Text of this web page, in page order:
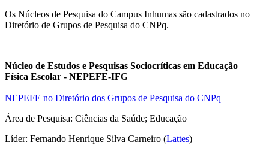
Os Núcleos de Pesquisa do Campus Inhumas são cadastrados no
Diretório de Grupos de Pesquisa do CNPq.
Núcleo de Estudos e Pesquisas Sociocríticas em Educação
Física Escolar - NEPEFE-IFG
NEPEFE no Diretório dos Grupos de Pesquisa do CNPq
Área de Pesquisa: Ciências da Saúde; Educação
Líder: Fernando Henrique Silva Carneiro (Lattes)